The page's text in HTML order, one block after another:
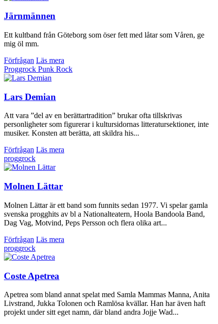
Järnmännen
Ett kultband från Göteborg som öser fett med låtar som Våren, ge
mig öl mm.
Förfrågan Läs mera
Proggrock Punk Rock
Lars Demian
Att vara ”del av en berättartradition” brukar ofta tillskrivas
personligheter som figurerar i kultursidornas litteratursektioner, inte
musiker. Konsten att berätta, att skildra his...
Förfrågan Läs mera
proggrock
Molnen Lättar
Molnen Lättar är ett band som funnits sedan 1977. Vi spelar gamla
svenska progghits av bl a Nationalteatern, Hoola Bandoola Band,
Dag Vag, Motvind, Peps Persson och flera olika art...
Förfrågan Läs mera
proggrock
Coste Apetrea
Apetrea som bland annat spelat med Samla Mammas Manna, Anita
Livstrand, Jukka Tolonen och Ramlösa kvällar. Han har även haft
projekt under sitt eget namn, där bland andra Jojje Wad...